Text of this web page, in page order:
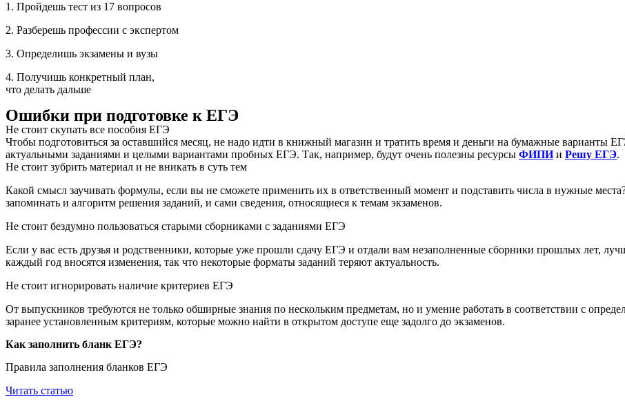
1. Пройдешь тест из 17 вопросов
2. Разберешь профессии с экспертом
3. Определишь экзамены и вузы
4. Получишь конкретный план,
что делать дальше
Ошибки при подготовке к ЕГЭ
Не стоит скупать все пособия ЕГЭ
Чтобы подготовиться за оставшийся месяц, не надо идти в книжный магазин и тратить время и деньги на бумажные варианты
актуальными заданиями и целыми вариантами пробных ЕГЭ. Так, например, будут очень полезны ресурсы ФИПИ и Решу ЕГЭ.
Не стоит зубрить материал и не вникать в суть тем
Какой смысл заучивать формулы, если вы не сможете применить их в ответственный момент и подставить числа в нужные
запоминать и алгоритм решения заданий, и сами сведения, относящиеся к темам экзаменов.
Не стоит бездумно пользоваться старыми сборниками с заданиями ЕГЭ
Если у вас есть друзья и родственники, которые уже прошли сдачу ЕГЭ и отдали вам незаполненные сборники прошлых лет,
каждый год вносятся изменения, так что некоторые форматы заданий теряют актуальность.
Не стоит игнорировать наличие критериев ЕГЭ
От выпускников требуются не только обширные знания по нескольким предметам, но и умение работать в соответствии с
заранее установленным критериям, которые можно найти в открытом доступе еще задолго до экзаменов.
Как заполнить бланк ЕГЭ?
Правила заполнения бланков ЕГЭ
Читать статью